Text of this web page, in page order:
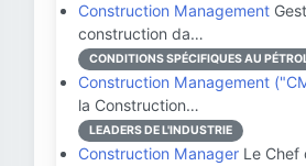
Construction Management
construction da…
CONDITIONS SPÉCIFIQUES AU
Construction Management
la Construction…
LEADERS DE L'INDUSTRIE
Construction Manager Le Chef